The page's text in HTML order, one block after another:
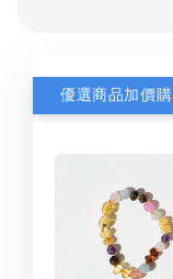
優選商品加價購